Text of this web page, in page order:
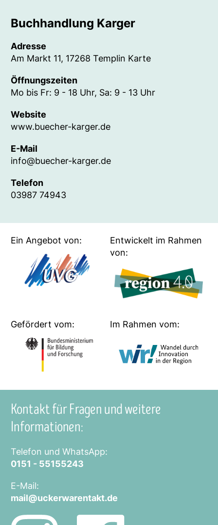
Buchhandlung Karger
Adresse
Am Markt 11, 17268 Templin Karte
Öffnungszeiten
Mo bis Fr: 9 - 18 Uhr, Sa: 9 - 13 Uhr
Website
www.buecher-karger.de
E-Mail
info@buecher-karger.de
Telefon
03987 74943
Ein Angebot von:
Entwickelt im Rahmen
von:
Gefördert vom: Im Rahmen vom:
Kontakt für Fragen und weitere
Informationen:
Telefon und WhatsApp:
0151 - 55155243
E-Mail:
mail@uckerwarentakt.de